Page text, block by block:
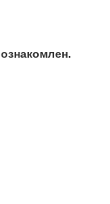
ознакомлен.